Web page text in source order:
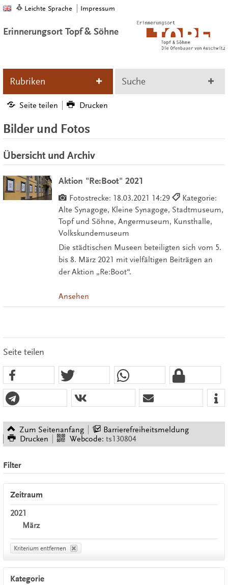
Leichte Sprache Impressum
Erinnerungsort Topf & Söhne
Rubriken Suche
Seite teilen Drucken
Bilder und Fotos
Übersicht und Archiv
Aktion "Re:Boot" 2021
Fotostrecke: 18.03.2021 14:29
Kategorie:
Alte Synagoge, Kleine Synagoge, Stadtmuseum,
Topf und Söhne, Angermuseum, Kunsthalle,
Volkskundemuseum
Die städtischen Museen beteiligten sich vom 5.
bis 8. März 2021 mit vielfältigen Beiträgen an
der Aktion „Re:Boot“.
Ansehen
Seite teilen
Zum Seitenanfang
Barrierefreiheitsmeldung
Drucken
Webcode: ts130804
Filter
Zeitraum
2021
März
Kriterium entfernen
Kategorie